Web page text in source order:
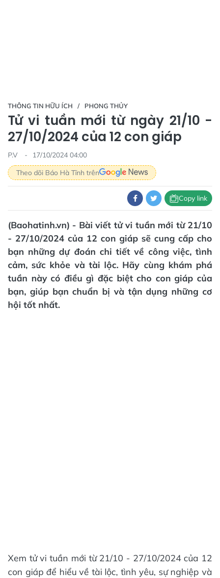
THÔNG TIN HỮU ÍCH PHONG THỦY
Tử vi tuần mới từ ngày 21/10 -
27/10/2024 của 12 con giáp
P.V
17/10/2024 04:00
Theo dõi Báo Hà Tĩnh trên
Copy link
(Baohatinh.vn) - Bài viết tử vi tuần mới từ 21/10
- 27/10/2024 của 12 con giáp sẽ cung cấp cho
bạn những dự đoán chi tiết về công việc, tình
cảm, sức khỏe và tài lộc. Hãy cùng khám phá
tuần này có điều gì đặc biệt cho con giáp của
bạn, giúp bạn chuẩn bị và tận dụng những cơ
hội tốt nhất.
Xem tử vi tuần mới từ 21/10 - 27/10/2024 của 12
con giáp để hiểu về tài lộc, tình yêu, sự nghiệp và